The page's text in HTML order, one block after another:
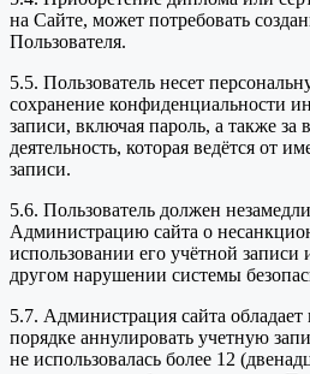
на Сайте, может потребовать
Пользователя.
5.5. Пользователь несет
сохранение конфиденциальности
записи, включая пароль, а также за
деятельность, которая ведётся от
записи.
5.6. Пользователь должен
Администрацию сайта о
использовании его учётной
другом нарушении системы
5.7. Администрация сайта
порядке аннулировать учетную
не использовалась более 12